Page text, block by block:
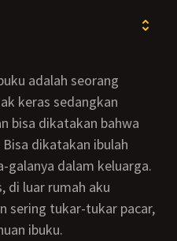
keras sedangkan
bisa dikatakan bahwa
dikatakan ibulah
galanya dalam keluarga.
di luar rumah aku
sering tukar-tukar pacar,
ibuku.